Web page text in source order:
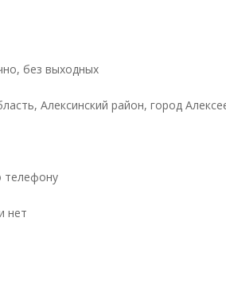
без выходных
Алексинский район, город
телефону
нет